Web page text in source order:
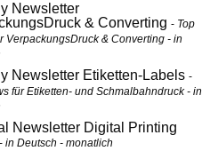
Newsletter
& Converting Top
VerpackungsDruck & Converting - in
Newsletter Etiketten-Labels
für Etiketten- und Schmalbahndruck - in
Newsletter Digital Printing
in Deutsch - monatlich